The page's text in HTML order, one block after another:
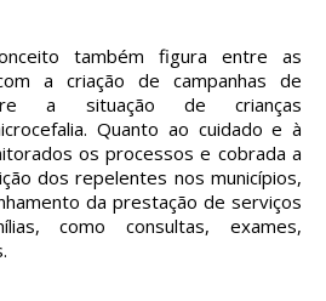
também figura entre as
a criação de campanhas de
a situação de crianças
Quanto ao cuidado e à
os processos e cobrada a
dos repelentes nos municípios,
da prestação de serviços
como consultas, exames,